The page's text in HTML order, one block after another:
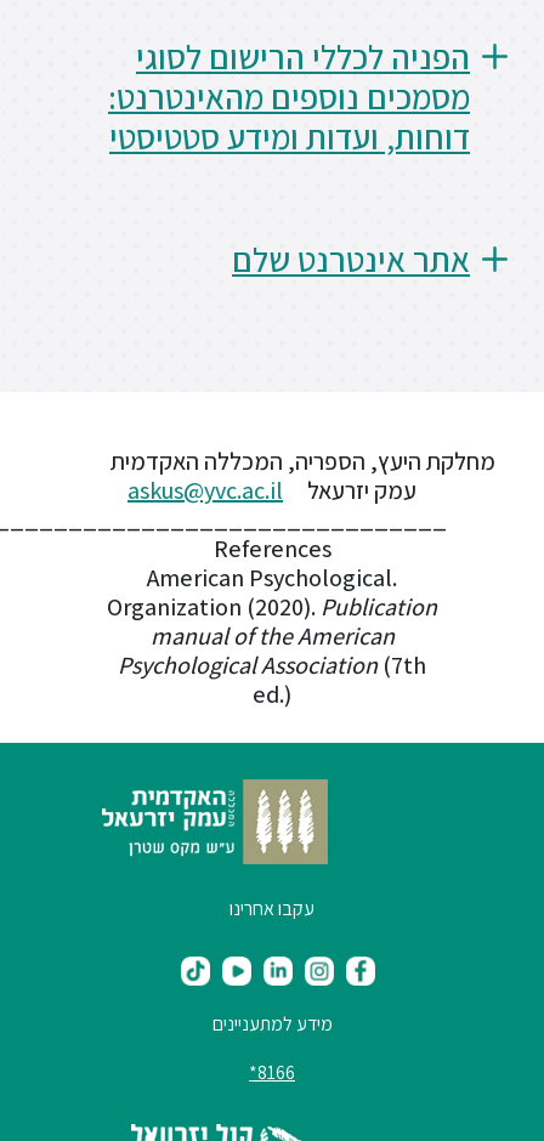
לכללי הרישום לסוגי
נוספים מהאינטרנט:
ועדות ומידע סטטיסטי
שלם
הספריה, המכללה האקדמית
askus@yvc.ac.il
.American Psychological
Organization (2020).
manual of the American
Psychological Association